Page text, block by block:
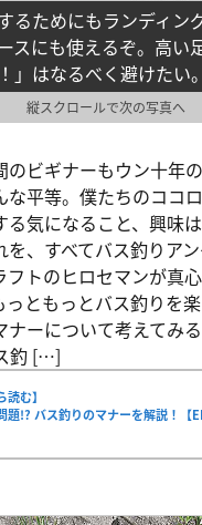
るためにもランディン
スにも使えるぞ。高い
」はなるべく避けたい。
縦スクロールで次の写真へ
のビギナーもウン十年
な平等。僕たちのココ
る気になること、興味
を、すべてバス釣りア
トのヒロセマンが真
っともっとバス釣りを
ナーについて考えてみ
釣 […]
読む】
題!? バス釣りのマナーを解説！【